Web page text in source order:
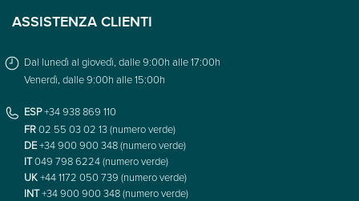
ASSISTENZA CLIENTI
Dal lunedì al giovedì, dalle 9:00h alle 17:00h
Venerdì, dalle 9:00h alle 15:00h
ESP+34 938 869 110
FR02 55 03 02 13 (numero verde)
DE+34 900 900 348 (numero verde)
IT049 798 6224 (numero verde)
UK+44 1172 050 739 (numero verde)
INT+34 900 900 348 (numero verde)